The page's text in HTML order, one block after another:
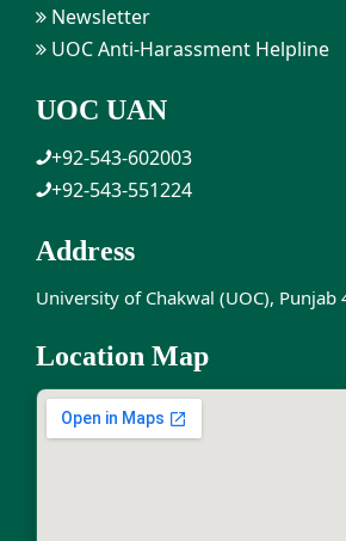
Newsletter
UOC Anti-Harassment Helpline
UOC UAN
+92-543-602003
+92-543-551224
Address
University of Chakwal (UOC), Punjab
Location Map